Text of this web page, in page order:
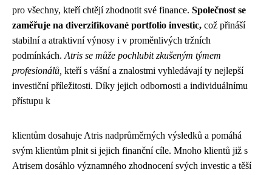
pro všechny, kteří chtějí zhodnotit své finance. Společnost se
zaměřuje na diverzifikované portfolio investic, což přináší
stabilní a atraktivní výnosy i v proměnlivých tržních
podmínkách. Atris se může pochlubit zkušeným týmem
profesionálů, kteří s vášní a znalostmi vyhledávají ty nejlepší
investiční příležitosti. Díky jejich odbornosti a individuálnímu
přístupu k
klientům dosahuje Atris nadprůměrných výsledků a pomáhá
svým klientům plnit si jejich finanční cíle. Mnoho klientů již s
Atrisem dosáhlo významného zhodnocení svých investic a těší